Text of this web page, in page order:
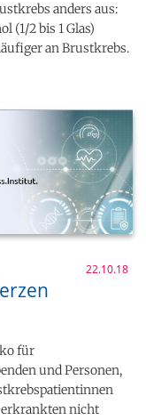
anders aus:
(1/2 bis 1 Glas)
an Brustkrebs.
22.10.18
für
und Personen,
erkrankten nicht